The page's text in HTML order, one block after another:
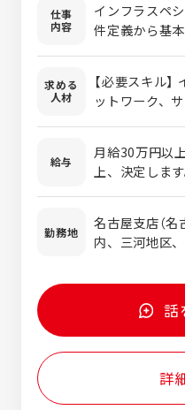
仕事
内容
インフラスペシャリス
件定義から基
ドユーザーと
キルアップ等
【業務内容】
用・保守まで
的には、以下
（AWS、Azure
（VMware、
案いたします。 AI・IoTを活用した最先
インフラプロ
内持ち帰り開
す。 【案件例】 大規模データセンターのネッ
トワーク設計
計・導入（
ィインフラの
求める
人材
【必要スキル】
ットワーク、
Azure、GCP）の知識 【開発環
Linux、
Arista等のネ
Hyper-V等の
GCP等のクラ
ITILや
給与
月給30万円以
上、決定しま
勤務地
名古屋支店（
内、三河地区
話
詳